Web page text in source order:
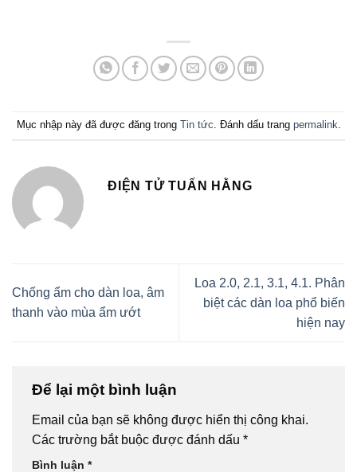
Mục nhập này đã được đăng trong Tin tức. Đánh dấu trang permalink.
ĐIỆN TỬ TUẤN HẰNG
Chống ẩm cho dàn loa, âm
thanh vào mùa ẩm ướt
Loa 2.0, 2.1, 3.1, 4.1. Phân
biệt các dàn loa phổ biến
hiện nay
Để lại một bình luận
Email của bạn sẽ không được hiển thị công khai.
Các trường bắt buộc được đánh dấu *
Bình luận *